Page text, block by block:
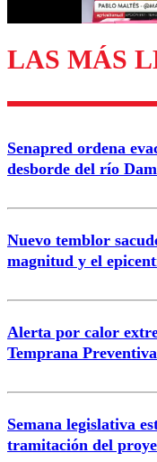
LAS MÁS
Senapred ordena
desborde del río
Nuevo temblor
magnitud y el
Alerta por calor
Temprana
Semana legislativa
tramitación del